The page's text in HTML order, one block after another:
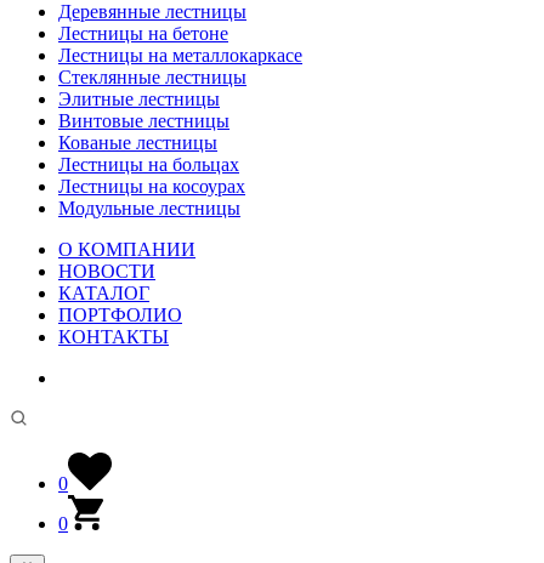
Деревянные лестницы
Лестницы на бетоне
Лестницы на металлокаркасе
Стеклянные лестницы
Элитные лестницы
Винтовые лестницы
Кованые лестницы
Лестницы на больцах
Лестницы на косоурах
Модульные лестницы
О КОМПАНИИ
НОВОСТИ
КАТАЛОГ
ПОРТФОЛИО
КОНТАКТЫ
0
0